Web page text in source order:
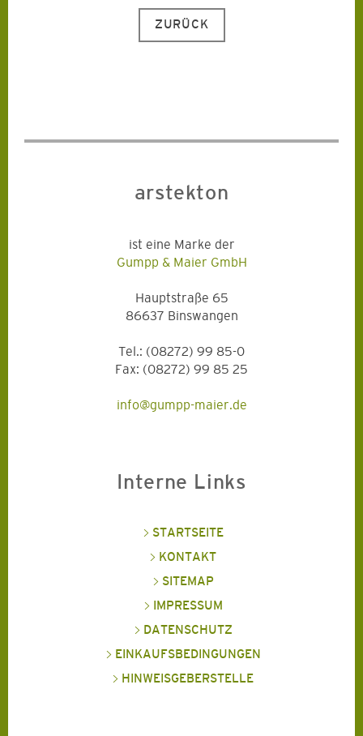
ZURÜCK
arstekton
ist eine Marke der
Gumpp & Maier GmbH
Hauptstraße 65
86637 Binswangen
Tel.: (08272) 99 85-0
Fax: (08272) 99 85 25
info@gumpp-maier.de
Interne Links
STARTSEITE
KONTAKT
SITEMAP
IMPRESSUM
DATENSCHUTZ
EINKAUFSBEDINGUNGEN
HINWEISGEBERSTELLE